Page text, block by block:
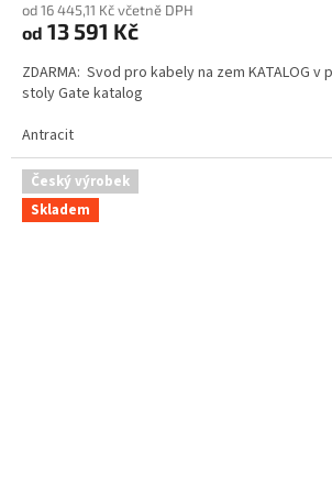
od 16 445,11 Kč včetně DPH
od 13 591 Kč
ZDARMA: Svod pro kabely na zem KATALOG v
stoly Gate katalog
Antracit
Český výrobek
Skladem